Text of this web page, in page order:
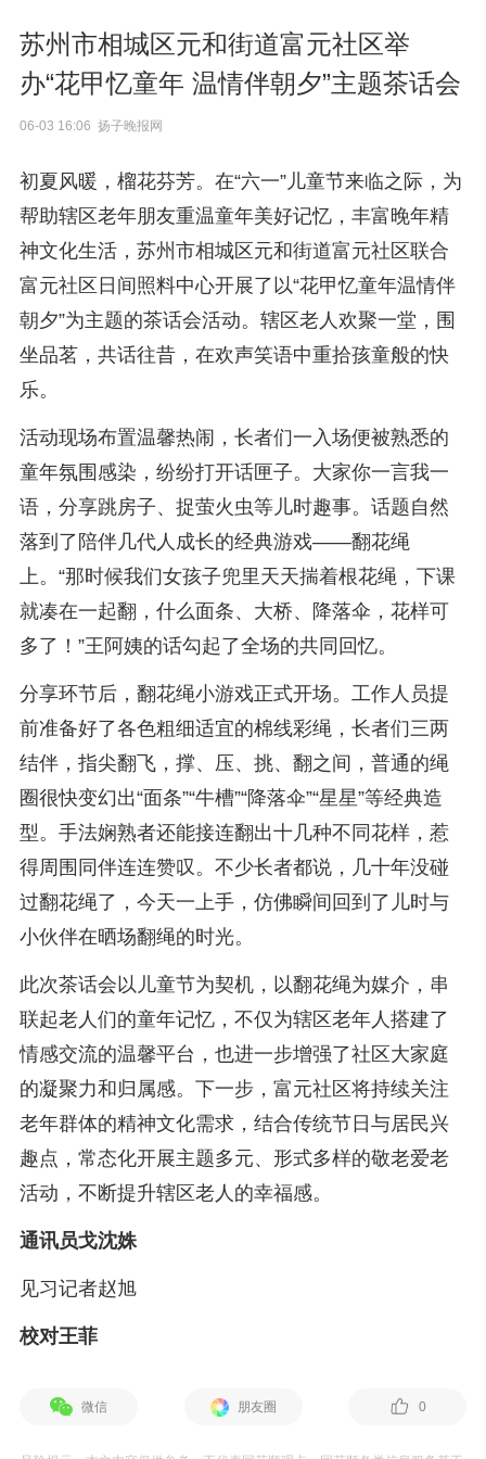
苏州市相城区元和街道富元社区举
办“花甲忆童年 温情伴朝夕”主题茶话会
06-03 16:06 扬子晚报网
初夏风暖，榴花芬芳。在“六一”儿童节来临之际，为
帮助辖区老年朋友重温童年美好记忆，丰富晚年精
神文化生活，苏州市相城区元和街道富元社区联合
富元社区日间照料中心开展了以“花甲忆童年温情伴
朝夕”为主题的茶话会活动。辖区老人欢聚一堂，围
坐品茗，共话往昔，在欢声笑语中重拾孩童般的快
乐。
活动现场布置温馨热闹，长者们一入场便被熟悉的
童年氛围感染，纷纷打开话匣子。大家你一言我一
语，分享跳房子、捉萤火虫等儿时趣事。话题自然
落到了陪伴几代人成长的经典游戏——翻花绳
上。“那时候我们女孩子兜里天天揣着根花绳，下课
就凑在一起翻，什么面条、大桥、降落伞，花样可
多了！”王阿姨的话勾起了全场的共同回忆。
分享环节后，翻花绳小游戏正式开场。工作人员提
前准备好了各色粗细适宜的棉线彩绳，长者们三两
结伴，指尖翻飞，撑、压、挑、翻之间，普通的绳
圈很快变幻出“面条”“牛槽”“降落伞”“星星”等经典造
型。手法娴熟者还能接连翻出十几种不同花样，惹
得周围同伴连连赞叹。不少长者都说，几十年没碰
过翻花绳了，今天一上手，仿佛瞬间回到了儿时与
小伙伴在晒场翻绳的时光。
此次茶话会以儿童节为契机，以翻花绳为媒介，串
联起老人们的童年记忆，不仅为辖区老年人搭建了
情感交流的温馨平台，也进一步增强了社区大家庭
的凝聚力和归属感。下一步，富元社区将持续关注
老年群体的精神文化需求，结合传统节日与居民兴
趣点，常态化开展主题多元、形式多样的敬老爱老
活动，不断提升辖区老人的幸福感。
通讯员戈沈姝
见习记者赵旭
校对王菲
微信 朋友圈 0